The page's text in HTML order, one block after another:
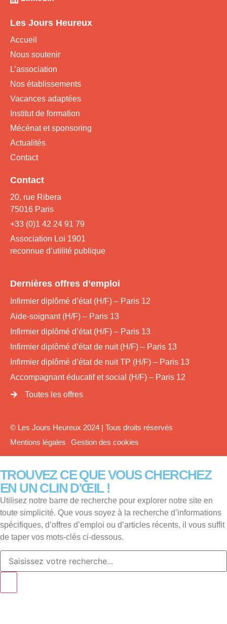
Les Jours Heureux
Accueil
Nous soutenir
L’association
Nos établissements
Vacances adaptées
Institut de formation
Mécénat et sponsoring
Actualités
Contact
Contact
20, rue Ribera
75016 Paris
+33 (0)1 42 24 91 79
Association Loi 1901
reconnue d’utilité publique
Dernières offres d’emploi
Infirmier diplômé d’état (H/F) – Paris 12
Aide-soignant (H/F) – Paris 13
Infirmier diplômé d’état (H/F) – Paris 13
Infirmier diplômé d’état de nuit (H/F) – Paris 13
Infirmier diplômé d’état de nuit TP (H/F) – Paris 13
Accompagnant éducatif et social (H/F) – Paris 12
Toutes les offres
© Les Jours Heureux 2024 | Tous droits réservés
Mentions légales
Gestion des cookies
TROUVEZ CE QUE VOUS CHERCHEZ
EN UN CLIN D'ŒIL !
Utilisez notre barre de recherche pour explorer notre site en
toute simplicité. Que vous soyez à la recherche d’informations
spécifiques, d’offres d’emploi ou d’articles récents, il vous suffit
de taper vos mots-clés ci-dessous.